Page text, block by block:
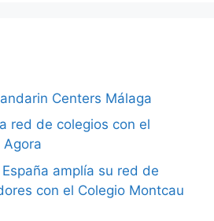
Centers Málaga
red de colegios con el
Agora
amplía su red de
con el Colegio Montcau